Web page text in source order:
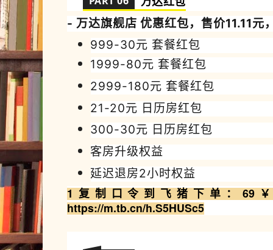
- 万达旗舰店 优惠红包，售价11.11元
999-30元 套餐红包
1999-80元 套餐红包
2999-180元 套餐红包
21-20元 日历房红包
300-30元 日历房红包
客房升级权益
延迟退房2小时权益
1复制 口令到飞猪 下 单 ：69￥
https://m.tb.cn/h.S5HUSc5